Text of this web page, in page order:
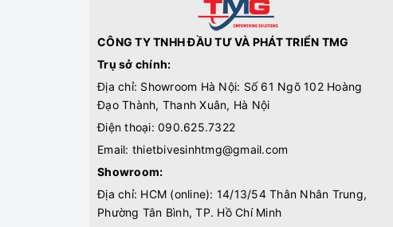
CÔNG TY TNHH ĐẦU TƯ VÀ PHÁT TRIỂN TMG
Trụ sở chính:
Địa chỉ: Showroom Hà Nội: Số 61 Ngõ 102 Hoàng
Đạo Thành, Thanh Xuân, Hà Nội
Điện thoại: 090.625.7322
Email: thietbivesinhtmg@gmail.com
Showroom:
Địa chỉ: HCM (online): 14/13/54 Thân Nhân Trung,
Phường Tân Bình, TP. Hồ Chí Minh